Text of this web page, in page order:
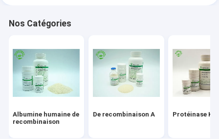
Nos Catégories
Albumine humaine de
recombinaison
De recombinaison A Protéinase K